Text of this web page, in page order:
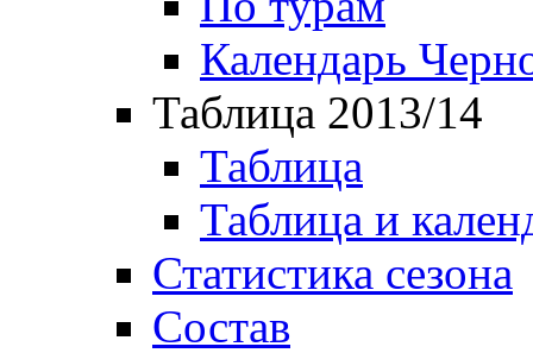
Календарь
Таблица 2013/14
Таблица
Таблица и
Статистика сезона
Состав